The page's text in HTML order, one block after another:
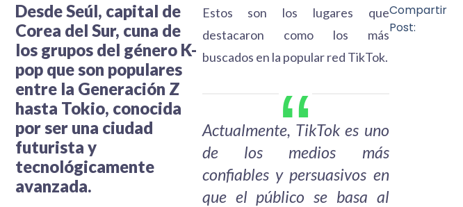
Desde Seúl, capital de
Corea del Sur, cuna de
los grupos del género K-
pop que son populares
entre la Generación Z
hasta Tokio, conocida
por ser una ciudad
futurista y
tecnológicamente
avanzada.
Estos son los lugares que
destacaron como los más
buscados en la popular red TikTok.
Actualmente, TikTok es uno
de los medios más
confiables y persuasivos en
que el público se basa al
Compartir
Post: